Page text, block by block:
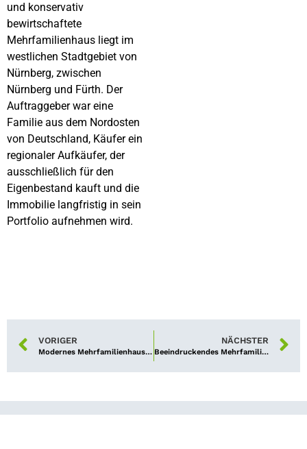
und konservativ
bewirtschaftete
Mehrfamilienhaus liegt im
westlichen Stadtgebiet von
Nürnberg, zwischen
Nürnberg und Fürth. Der
Auftraggeber war eine
Familie aus dem Nordosten
von Deutschland, Käufer ein
regionaler Aufkäufer, der
ausschließlich für den
Eigenbestand kauft und die
Immobilie langfristig in sein
Portfolio aufnehmen wird.
VORIGER
Modernes Mehrfamilienhaus am Nürnberger Luitpoldhain an neuen Eigentümer übergeben
NÄCHSTER
Beeindruckendes Mehrfamilienhaus in bürgerlicher Stadtlage an privaten Investor übergeben